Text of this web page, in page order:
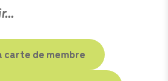
carte de membre